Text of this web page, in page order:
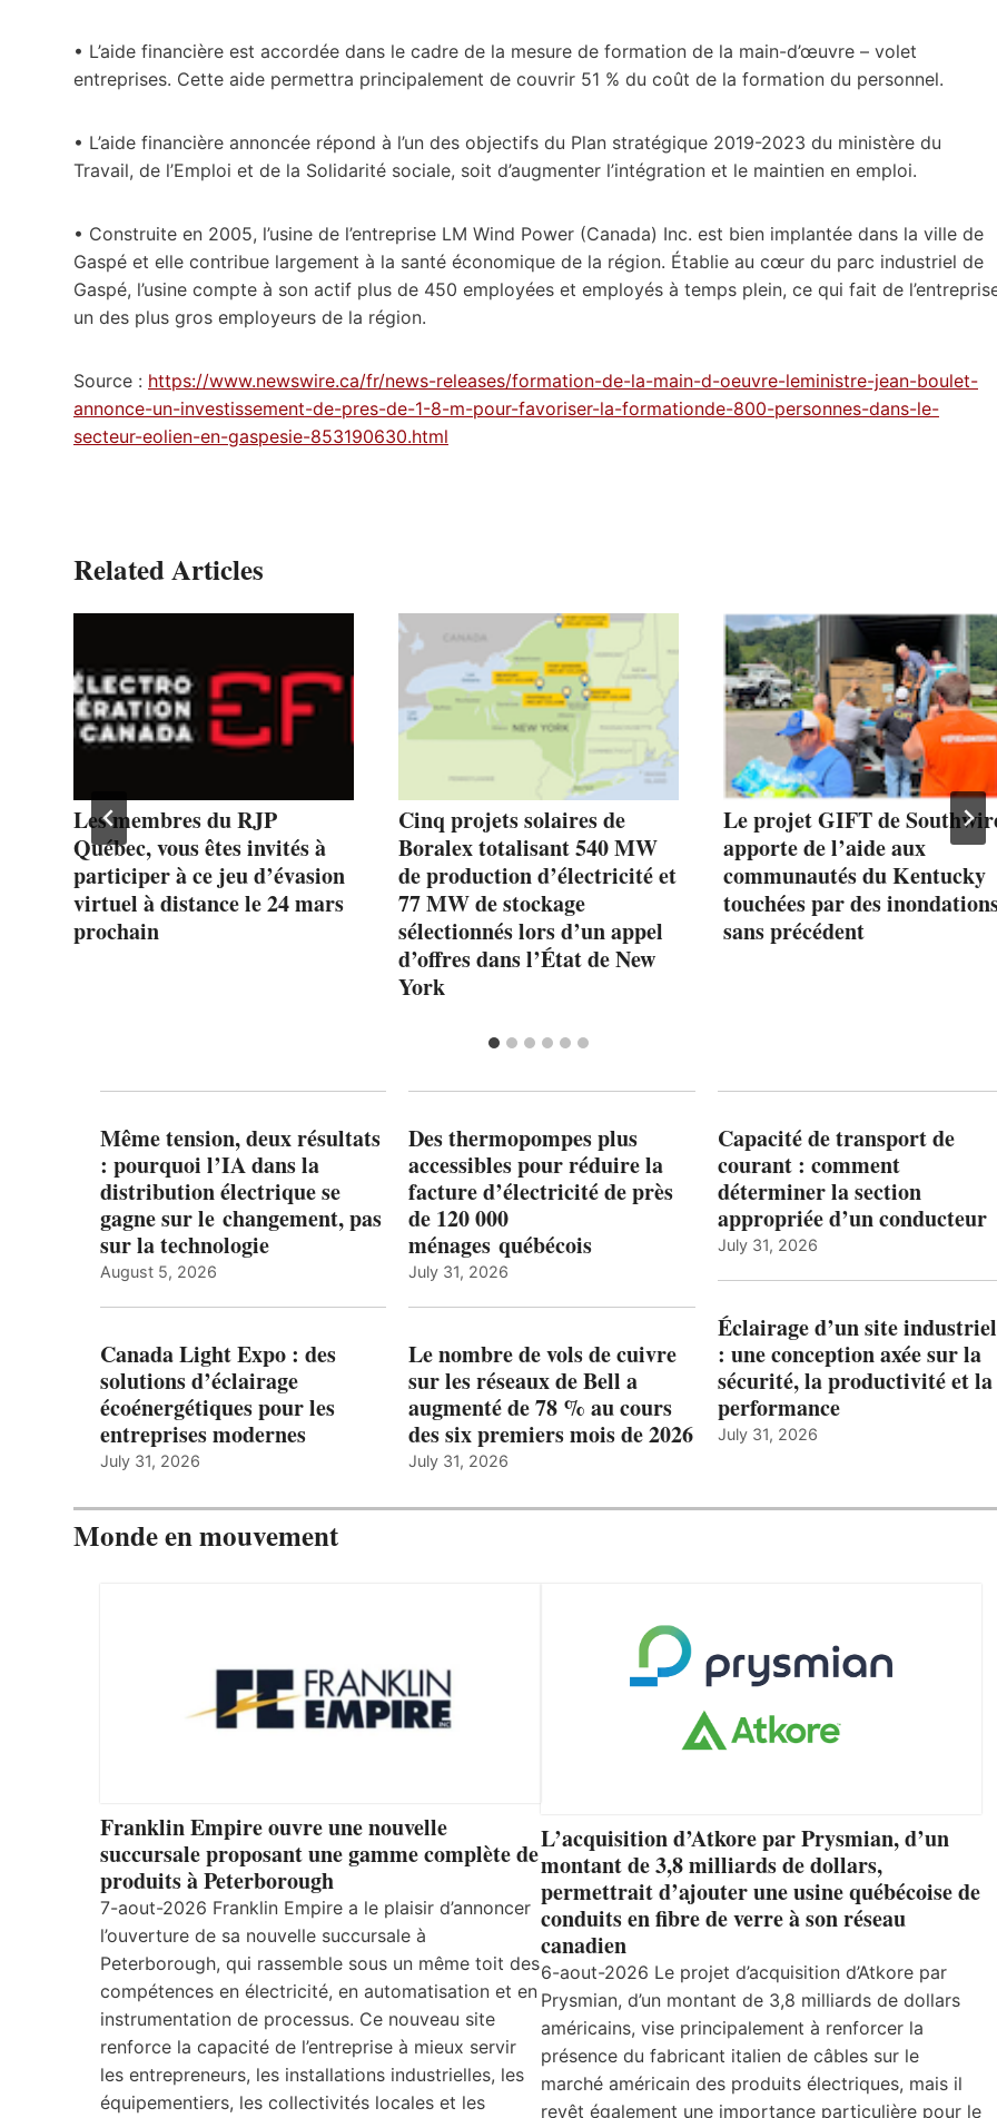
• L’aide financière est accordée dans le cadre de la mesure de formation de la main-d’œuvre – volet
entreprises. Cette aide permettra principalement de couvrir 51 % du coût de la formation du personnel.
• L’aide financière annoncée répond à l’un des objectifs du Plan stratégique 2019-2023 du ministère du
Travail, de l’Emploi et de la Solidarité sociale, soit d’augmenter l’intégration et le maintien en emploi.
• Construite en 2005, l’usine de l’entreprise LM Wind Power (Canada) Inc. est bien implantée dans la ville de
Gaspé et elle contribue largement à la santé économique de la région. Établie au cœur du parc industriel de
Gaspé, l’usine compte à son actif plus de 450 employées et employés à temps plein, ce qui fait de
un des plus gros employeurs de la région.
Source : https://www.newswire.ca/fr/news-releases/formation-de-la-main-d-oeuvre-leministre-jean-boulet-
annonce-un-investissement-de-pres-de-1-8-m-pour-favoriser-la-formationde-800-personnes-dans-le-
secteur-eolien-en-gaspesie-853190630.html
Related Articles
Les membres du RJP
Québec, vous êtes invités à
participer à ce jeu d’évasion
virtuel à distance le 24 mars
prochain
Cinq projets solaires de
Boralex totalisant 540 MW
de production d’électricité et
77 MW de stockage
sélectionnés lors d’un appel
d’offres dans l’État de New
York
Le projet GIFT de
apporte de l’aide aux
communautés du Kentucky
touchées par des
sans précédent
Même tension, deux résultats
: pourquoi l’IA dans la
distribution électrique se
gagne sur le changement, pas
sur la technologie
August 5, 2026
Canada Light Expo : des
solutions d’éclairage
écoénergétiques pour les
entreprises modernes
July 31, 2026
Des thermopompes plus
accessibles pour réduire la
facture d’électricité de près
de 120 000
ménages québécois
July 31, 2026
Le nombre de vols de cuivre
sur les réseaux de Bell a
augmenté de 78 % au cours
des six premiers mois de 2026
July 31, 2026
Capacité de transport de
courant : comment
déterminer la section
appropriée d’un conducteur
July 31, 2026
Éclairage d’un site industriel
: une conception axée sur la
sécurité, la productivité et la
performance
July 31, 2026
Monde en mouvement
Franklin Empire ouvre une nouvelle
succursale proposant une gamme complète de
produits à Peterborough
7-aout-2026 Franklin Empire a le plaisir d’annoncer
l’ouverture de sa nouvelle succursale à
Peterborough, qui rassemble sous un même toit des
compétences en électricité, en automatisation et en
instrumentation de processus. Ce nouveau site
renforce la capacité de l’entreprise à mieux servir
les entrepreneurs, les installations industrielles, les
équipementiers, les collectivités locales et les
L’acquisition d’Atkore par Prysmian, d’un
montant de 3,8 milliards de dollars,
permettrait d’ajouter une usine québécoise de
conduits en fibre de verre à son réseau
canadien
6-aout-2026 Le projet d’acquisition d’Atkore par
Prysmian, d’un montant de 3,8 milliards de dollars
américains, vise principalement à renforcer la
présence du fabricant italien de câbles sur le
marché américain des produits électriques, mais il
revêt également une importance particulière pour le